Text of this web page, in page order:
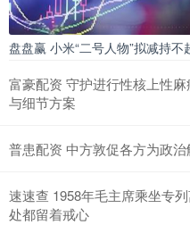
盘盘赢 小米“二号人物”拟减持
富豪配资 守护进行性核上性
与细节方案
普患配资 中方敦促各方为政
速速查 1958年毛主席乘坐专
处都留着戒心